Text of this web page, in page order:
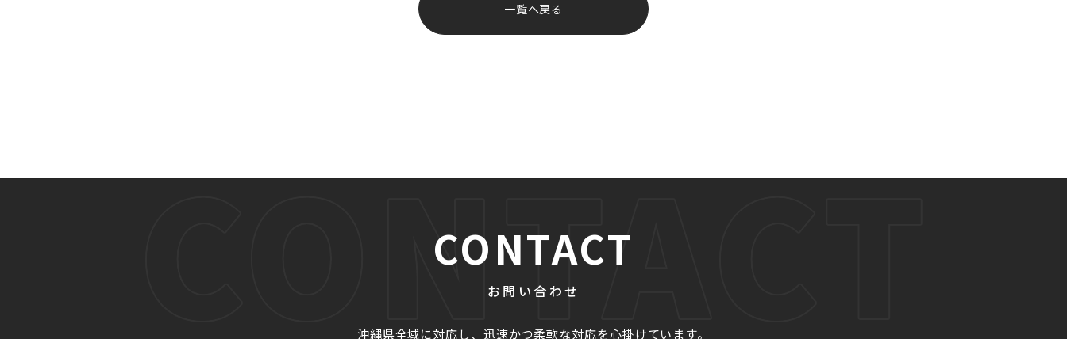
一覧へ戻る
CONTACT
お問い合わせ
沖縄県全域に対応し、迅速かつ柔軟な対応を心掛けています。